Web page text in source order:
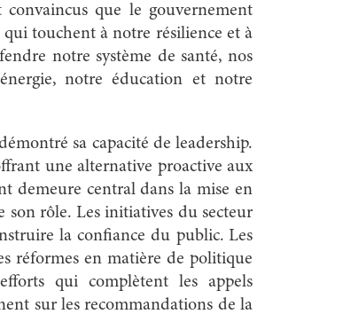
convaincus que le gouvernement
touchent à notre résilience et à
notre système de santé, nos
notre éducation et notre
sa capacité de leadership.
une alternative proactive aux
demeure central dans la mise en
rôle. Les initiatives du secteur
la confiance du public. Les
réformes en matière de politique
qui complètent les appels
sur les recommandations de la